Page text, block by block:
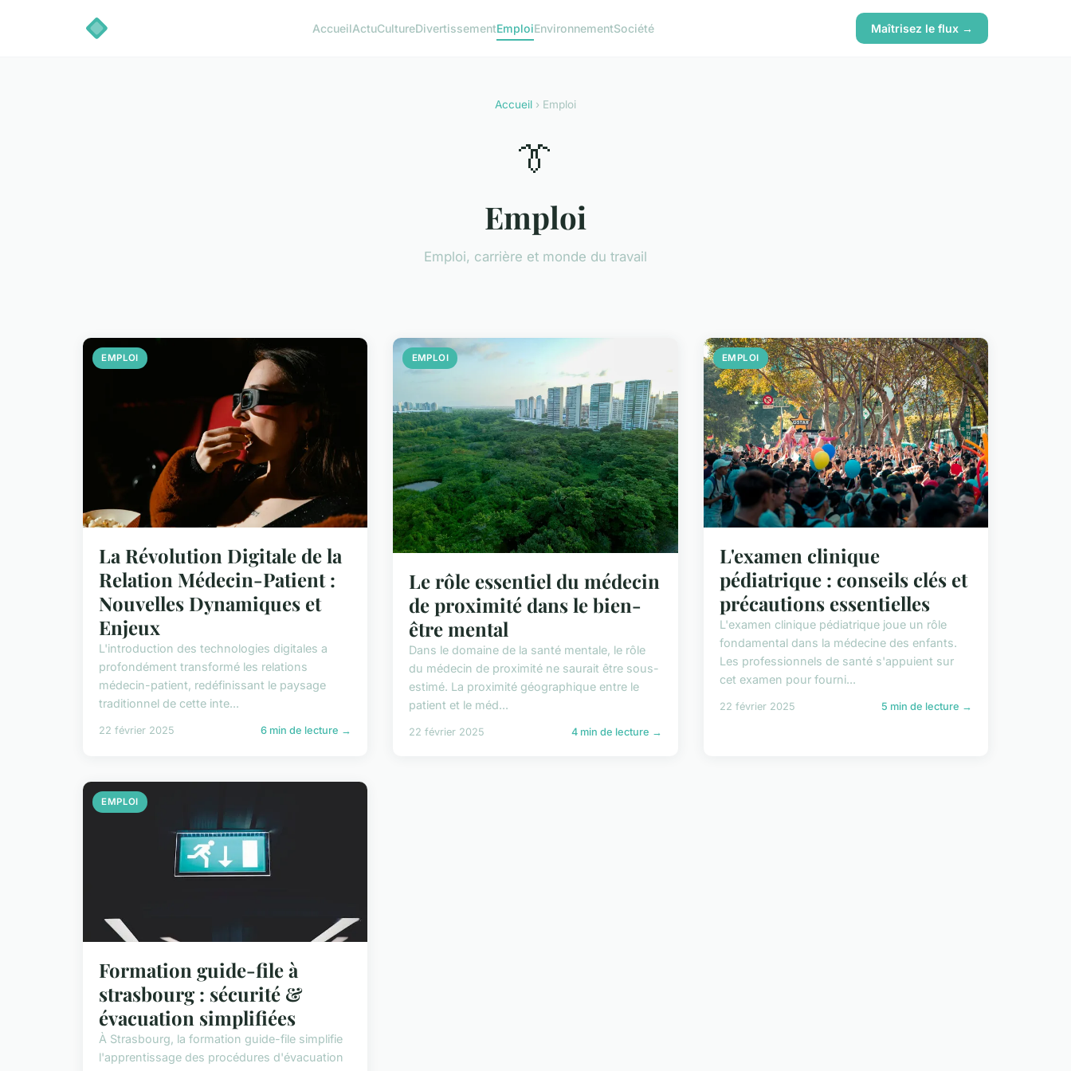
AccueilActuCultureDivertissementEmploiEnvironnementSociété Maîtrisez le flux →
Accueil › Emploi
👔
Emploi
Emploi, carrière et monde du travail
EMPLOI
La Révolution Digitale de la
Relation Médecin-Patient :
Nouvelles Dynamiques et
Enjeux
L'introduction des technologies digitales a
profondément transformé les relations
médecin-patient, redéfinissant le paysage
traditionnel de cette inte...
22 février 2025 6 min de lecture →
EMPLOI
Le rôle essentiel du médecin
de proximité dans le bien-
être mental
Dans le domaine de la santé mentale, le rôle
du médecin de proximité ne saurait être sous-
estimé. La proximité géographique entre le
patient et le méd...
22 février 2025 4 min de lecture →
EMPLOI
L'examen clinique
pédiatrique : conseils clés et
précautions essentielles
L'examen clinique pédiatrique joue un rôle
fondamental dans la médecine des enfants.
Les professionnels de santé s'appuient sur
cet examen pour fourni...
22 février 2025 5 min de lecture →
EMPLOI
Formation guide-file à
strasbourg : sécurité &
évacuation simplifiées
À Strasbourg, la formation guide-file simplifie
l'apprentissage des procédures d'évacuation